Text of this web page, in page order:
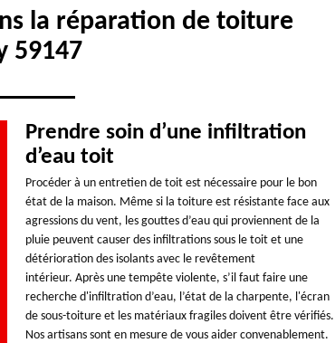
la réparation de toiture
59147
Prendre soin d’une infiltration
d’eau toit
Procéder à un entretien de toit est nécessaire pour le bon
état de la maison. Même si la toiture est résistante face aux
agressions du vent, les gouttes d’eau qui proviennent de la
pluie peuvent causer des infiltrations sous le toit et une
détérioration des isolants avec le revêtement
intérieur. Après une tempête violente, s’il faut faire une
recherche d'infiltration d’eau, l’état de la charpente, l'écran
de sous-toiture et les matériaux fragiles doivent être vérifiés.
Nos artisans sont en mesure de vous aider convenablement.